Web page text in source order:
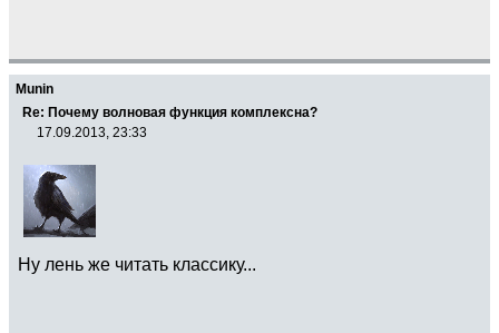
Munin
Re: Почему волновая функция комплексна?
17.09.2013, 23:33
Ну лень же читать классику...